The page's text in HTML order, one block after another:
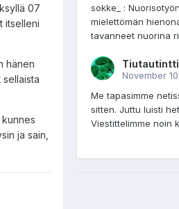
07
itselleni
hänen
ja sain,
sokke_ :
mielettömän
tavanneet nuorina
Tiutautintti
November
Me tapasimme
sitten. Juttu luisti
Viestittelimme noin